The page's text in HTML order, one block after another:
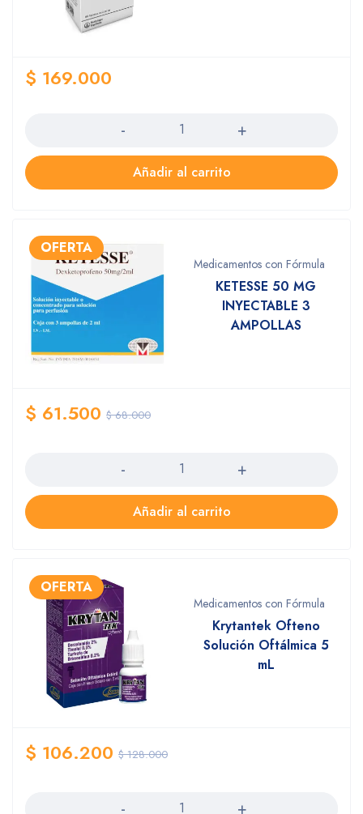
$ 169.000
Añadir al carrito
Medicamentos con Fórmula
KETESSE 50 MG
INYECTABLE 3
AMPOLLAS
$68.000
$ 61.500
Añadir al carrito
Medicamentos con Fórmula
Krytantek Ofteno
Solución Oftálmica 5
mL
$128.000
$ 106.200